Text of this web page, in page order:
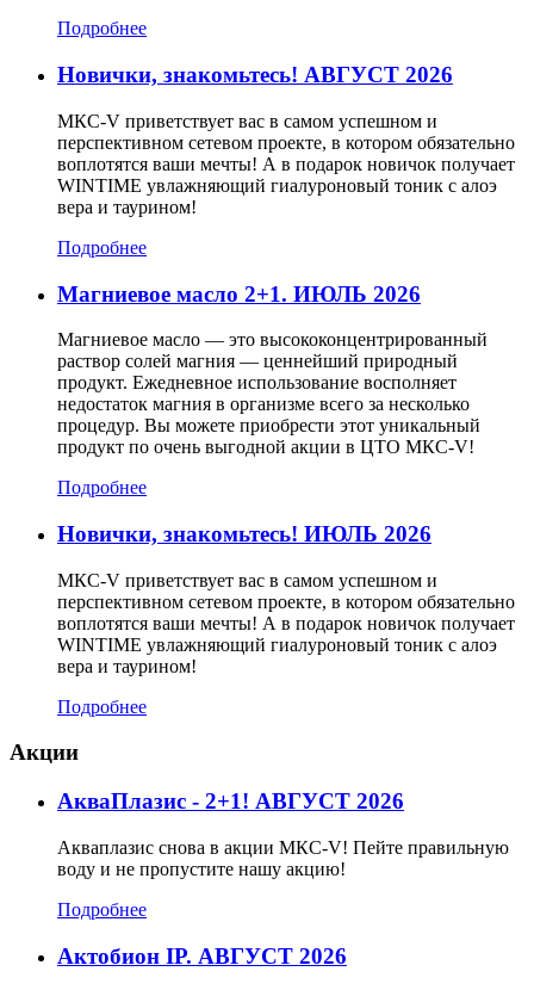
Подробнее
Новички, знакомьтесь! АВГУСТ 2026
МКС-V приветствует вас в самом успешном и
перспективном сетевом проекте, в котором обязательно
воплотятся ваши мечты! А в подарок новичок получает
WINTIME увлажняющий гиалуроновый тоник с алоэ
вера и таурином!
Подробнее
Магниевое масло 2+1. ИЮЛЬ 2026
Магниевое масло — это высококонцентрированный
раствор солей магния — ценнейший природный
продукт. Ежедневное использование восполняет
недостаток магния в организме всего за несколько
процедур. Вы можете приобрести этот уникальный
продукт по очень выгодной акции в ЦТО МКС-V!
Подробнее
Новички, знакомьтесь! ИЮЛЬ 2026
МКС-V приветствует вас в самом успешном и
перспективном сетевом проекте, в котором обязательно
воплотятся ваши мечты! А в подарок новичок получает
WINTIME увлажняющий гиалуроновый тоник с алоэ
вера и таурином!
Подробнее
Акции
АкваПлазис - 2+1! АВГУСТ 2026
Акваплазис снова в акции МКС-V! Пейте правильную
воду и не пропустите нашу акцию!
Подробнее
Актобион IP. АВГУСТ 2026